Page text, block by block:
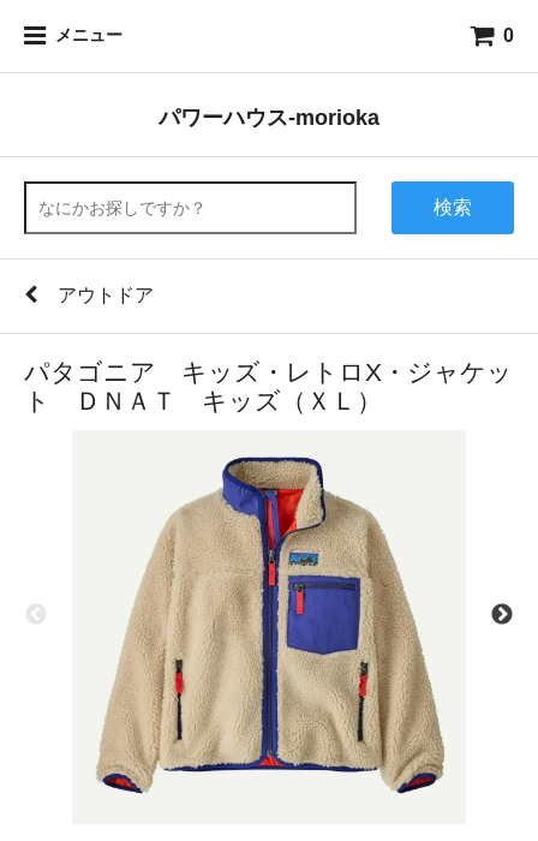
メニュー 0
パワーハウス-morioka
検索
アウトドア
パタゴニア キッズ・レトロX・ジャケッ
ト ＤＮＡＴ キッズ（ＸＬ）